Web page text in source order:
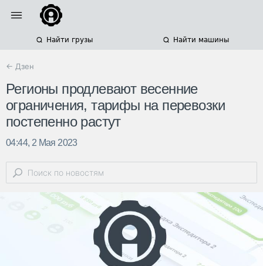
Найти грузы Найти машины
← Дзен
Регионы продлевают весенние
ограничения, тарифы на перевозки
постепенно растут
04:44, 2 Мая 2023